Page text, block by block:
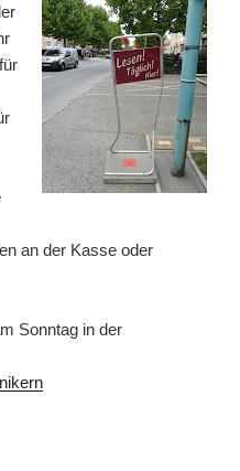
an der Kasse oder
Sonntag in der